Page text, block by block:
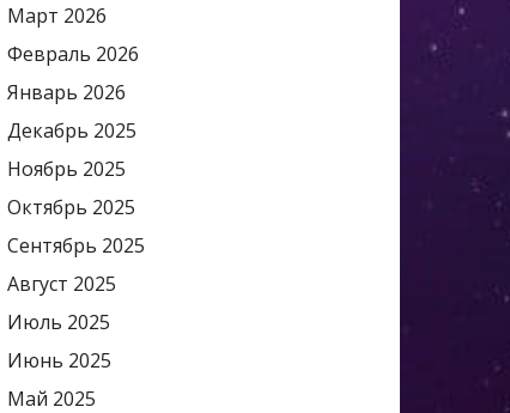
Март 2026
Февраль 2026
Январь 2026
Декабрь 2025
Ноябрь 2025
Октябрь 2025
Сентябрь 2025
Август 2025
Июль 2025
Июнь 2025
Май 2025